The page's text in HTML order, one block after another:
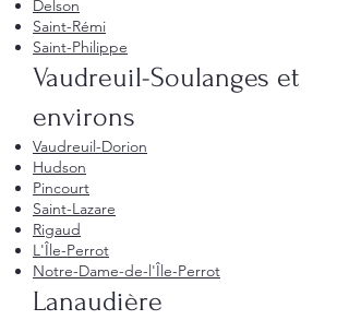
Delson
Saint-Rémi
Saint-Philippe
Vaudreuil-Soulanges et
environs
Vaudreuil-Dorion
Hudson
Pincourt
Saint-Lazare
Rigaud
L'Île-Perrot
Notre-Dame-de-l'Île-Perrot
Lanaudière